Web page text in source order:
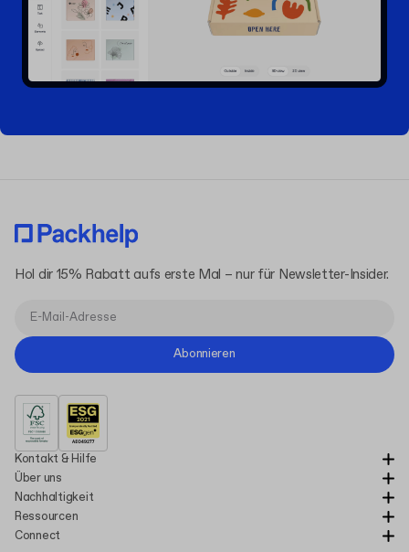
Kontakt & Hilfe
Über uns
Nachhaltigkeit
Ressourcen
Connect
Hol dir 15% Rabatt aufs erste Mal – nur für Newsletter-Insider.
Abonnieren